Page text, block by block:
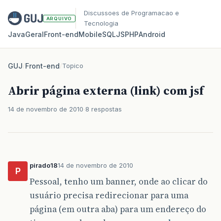
ARQUIVO
Discussoes de Programacao e
Tecnologia
JavaGeralFront‑endMobileSQLJSPHPAndroid
GUJ/Front-end/Topico
Abrir página externa (link) com jsf
14 de novembro de 2010 8 respostas
P
pirado1814 de novembro de 2010
Pessoal, tenho um banner, onde ao clicar do
usuário precisa redirecionar para uma
página (em outra aba) para um endereço do